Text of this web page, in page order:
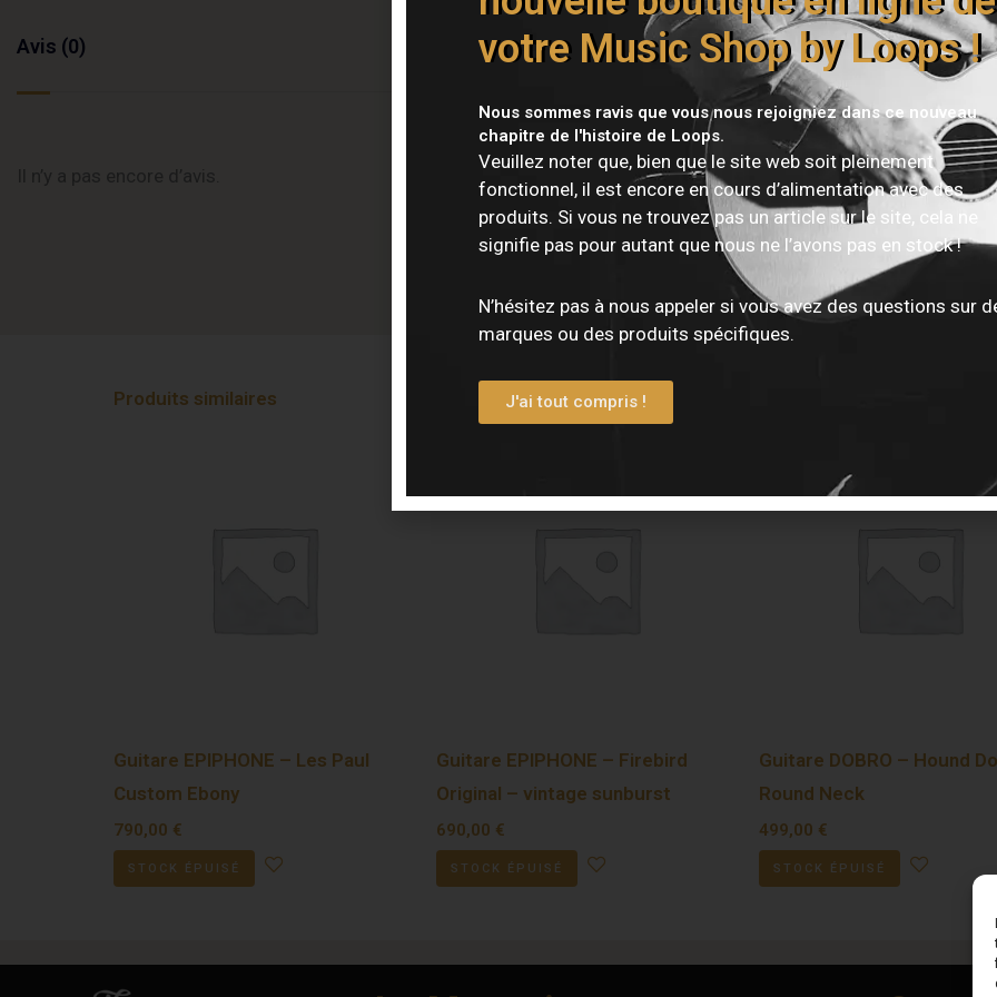
Avis (0)
Vous devez êtreconnecté pour publier un avis.
Produits similaires
Guitare EPIPHONE – Les Paul
Custom Ebony
790,00 €
STOCK ÉPUISÉ
Guitare EPIPHONE – Firebird
Original – vintage sunburst
690,00 €
STOCK ÉPUISÉ
Guitare DOBRO – Hound
Round Neck
499,00 €
STOCK ÉPUISÉ
votre Music Shop by Loops !
Nous sommes ravis que vous nous rejoigniez dans ce nouveau
chapitre de l'histoire de Loops.
Veuillez noter que, bien que le site web soit pleinement
fonctionnel, il est encore en cours d’alimentation avec des
produits. Si vous ne trouvez pas un article sur le site, cela ne
signifie pas pour autant que nous ne l’avons pas en stock !
N’hésitez pas à nous appeler si vous avez des questions sur
marques ou des produits spécifiques.
J'ai tout compris !